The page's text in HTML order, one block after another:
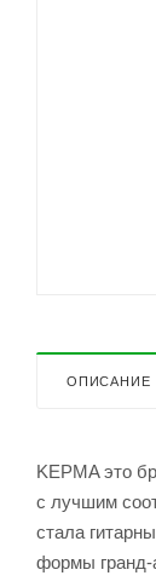
ОПИСАНИЕ
KEPMA это
с лучшим
стала
формы гранд-